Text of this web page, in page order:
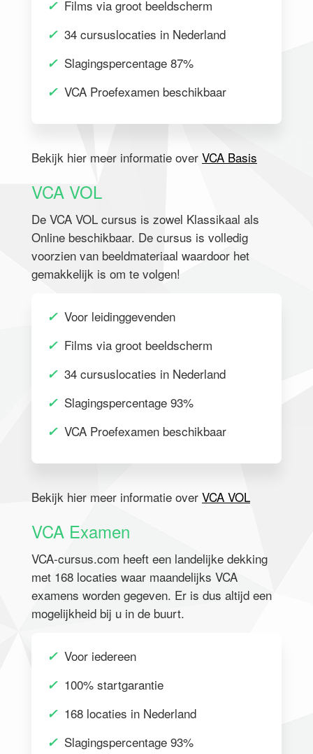
✓ Films via groot beeldscherm
✓ 34 cursuslocaties in Nederland
✓ Slagingspercentage 87%
✓ VCA Proefexamen beschikbaar
Bekijk hier meer informatie over VCA Basis
VCA VOL
De VCA VOL cursus is zowel Klassikaal als
Online beschikbaar. De cursus is volledig
voorzien van beeldmateriaal waardoor het
gemakkelijk is om te volgen!
✓ Voor leidinggevenden
✓ Films via groot beeldscherm
✓ 34 cursuslocaties in Nederland
✓ Slagingspercentage 93%
✓ VCA Proefexamen beschikbaar
Bekijk hier meer informatie over VCA VOL
VCA Examen
VCA-cursus.com heeft een landelijke dekking
met 168 locaties waar maandelijks VCA
examens worden gegeven. Er is dus altijd een
mogelijkheid bij u in de buurt.
✓ Voor iedereen
✓ 100% startgarantie
✓ 168 locaties in Nederland
✓ Slagingspercentage 93%